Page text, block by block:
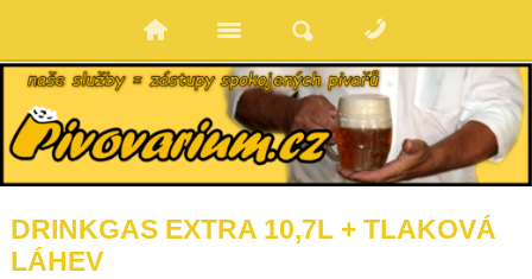
DRINKGAS EXTRA 10,7L + TLAKOVÁ
LÁHEV